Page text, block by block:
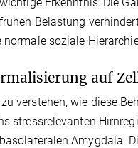
Belastung
normale soziale
auf
verstehen, wie diese
stressrelevanten
Amygdala.